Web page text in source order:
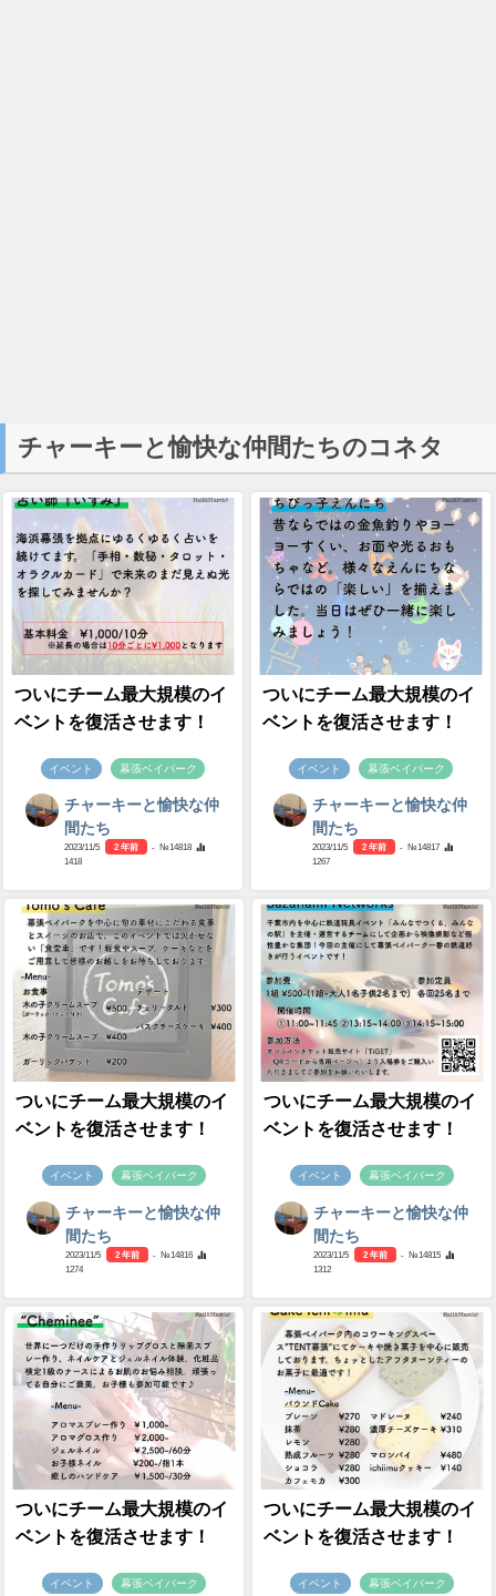
チャーキーと愉快な仲間たちのコネタ
ついにチーム最大規模のイ
ベントを復活させます！
イベント 幕張ベイパーク
チャーキーと愉快な仲
間たち
2023/11/5 2 年前
- №14818
1418
ついにチーム最大規模のイ
ベントを復活させます！
イベント 幕張ベイパーク
チャーキーと愉快な仲
間たち
2023/11/5 2 年前
- №14817
1267
ついにチーム最大規模のイ
ベントを復活させます！
イベント 幕張ベイパーク
チャーキーと愉快な仲
間たち
2023/11/5 2 年前
- №14816
1274
ついにチーム最大規模のイ
ベントを復活させます！
イベント 幕張ベイパーク
チャーキーと愉快な仲
間たち
2023/11/5 2 年前
- №14815
1312
ついにチーム最大規模のイ
ベントを復活させます！
イベント 幕張ベイパーク
ついにチーム最大規模のイ
ベントを復活させます！
イベント 幕張ベイパーク